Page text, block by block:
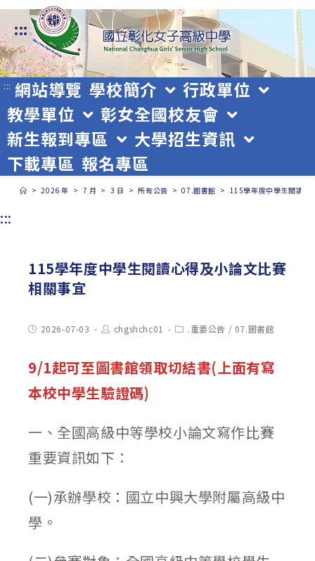
跳
轉
至
主
要
內
容
:::
::: 網站導覽 學校簡介
行政單位
教學單位
彰女全國校友會
新生報到專區
大學招生資訊
下載專區 報名專區
> 2026 年 > 7 月 > 3 日 > 所有公告 > 07.圖書館 > 115學年度中學生閱讀心
:::
115學年度中學生閱讀心得及小論文比賽
相關事宜
Post2026-07-03
Post
author:
chgshchc01
Post.重要公告 / 07.圖書館
9/1起可至圖書館領取切結書(上面有寫
本校中學生驗證碼)
一、全國高級中等學校小論文寫作比賽
重要資訊如下：
(一)承辦學校：國立中興大學附屬高級中
學。